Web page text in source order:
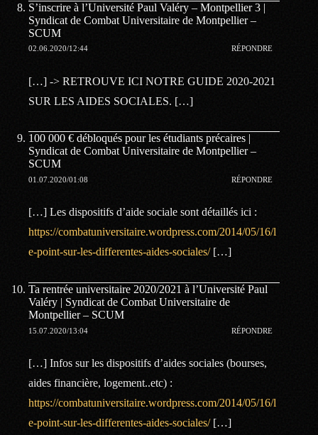
S’inscrire à l’Université Paul Valéry – Montpellier 3 |
Syndicat de Combat Universitaire de Montpellier –
SCUM
02.06.2020/12:44 RÉPONDRE
[…] -> RETROUVE ICI NOTRE GUIDE 2020-2021
SUR LES AIDES SOCIALES. […]
100 000 € débloqués pour les étudiants précaires |
Syndicat de Combat Universitaire de Montpellier –
SCUM
01.07.2020/01:08 RÉPONDRE
[…] Les dispositifs d’aide sociale sont détaillés ici :
https://combatuniversitaire.wordpress.com/2014/05/16/l
e-point-sur-les-differentes-aides-sociales/[…]
Ta rentrée universitaire 2020/2021 à l’Université Paul
Valéry | Syndicat de Combat Universitaire de
Montpellier – SCUM
15.07.2020/13:04 RÉPONDRE
[…] Infos sur les dispositifs d’aides sociales (bourses,
aides financière, logement..etc) :
https://combatuniversitaire.wordpress.com/2014/05/16/l
e-point-sur-les-differentes-aides-sociales/[…]